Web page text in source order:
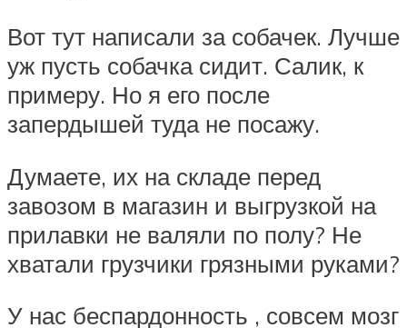
Вот тут написали за собачек. Лучше
уж пусть собачка сидит. Салик, к
примеру. Но я его после
запердышей туда не посажу.
Думаете, их на складе перед
завозом в магазин и выгрузкой на
прилавки не валяли по полу? Не
хватали грузчики грязными руками?
У нас беспардонность , совсем мозг